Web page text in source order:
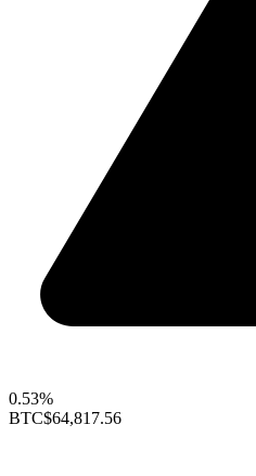
0.53%
BTC$64,817.56